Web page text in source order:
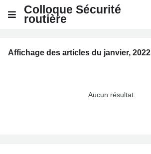
Colloque Sécurité
routière
Affichage des articles du janvier, 2022
Aucun résultat.